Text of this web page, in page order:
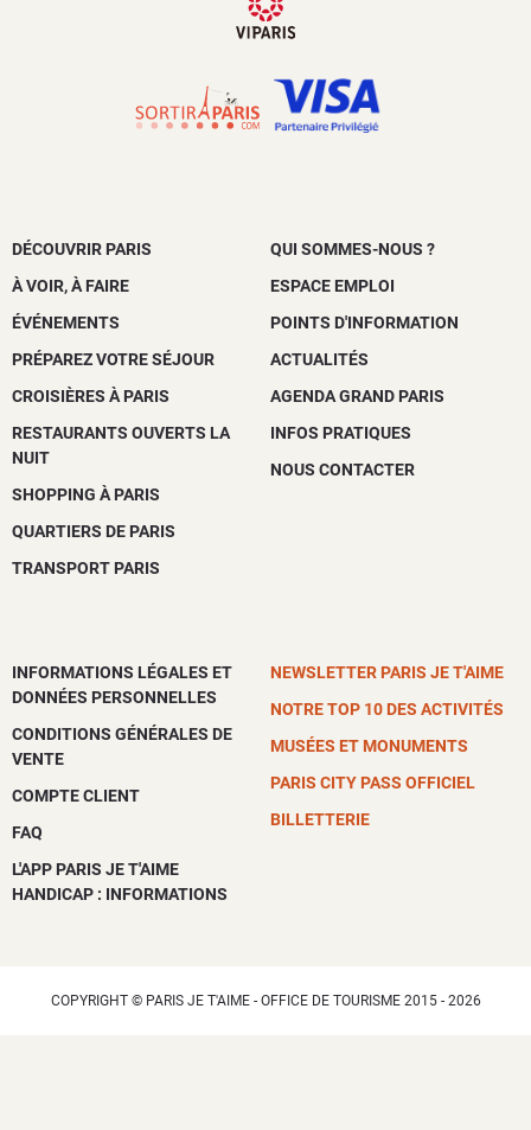
DÉCOUVRIR PARIS
À VOIR, À FAIRE
ÉVÉNEMENTS
PRÉPAREZ VOTRE SÉJOUR
CROISIÈRES À PARIS
RESTAURANTS OUVERTS LA
NUIT
SHOPPING À PARIS
QUARTIERS DE PARIS
TRANSPORT PARIS
QUI SOMMES-NOUS ?
ESPACE EMPLOI
POINTS D'INFORMATION
ACTUALITÉS
AGENDA GRAND PARIS
INFOS PRATIQUES
NOUS CONTACTER
INFORMATIONS LÉGALES ET
DONNÉES PERSONNELLES
CONDITIONS GÉNÉRALES DE
VENTE
COMPTE CLIENT
FAQ
L'APP PARIS JE T'AIME
HANDICAP : INFORMATIONS
NEWSLETTER PARIS JE T'AIME
NOTRE TOP 10 DES ACTIVITÉS
MUSÉES ET MONUMENTS
PARIS CITY PASS OFFICIEL
BILLETTERIE
COPYRIGHT © PARIS JE T'AIME - OFFICE DE TOURISME 2015 - 2026